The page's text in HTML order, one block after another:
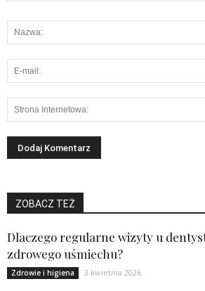
ZOBACZ TEŻ
Dlaczego regularne wizyty u
zdrowego uśmiechu?
Zdrowie i higiena 3 kwietnia 2026